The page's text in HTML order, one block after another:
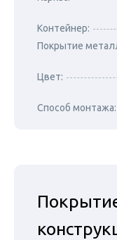
Контейнер:
Покрытие
Цвет:
Способ монтажа: